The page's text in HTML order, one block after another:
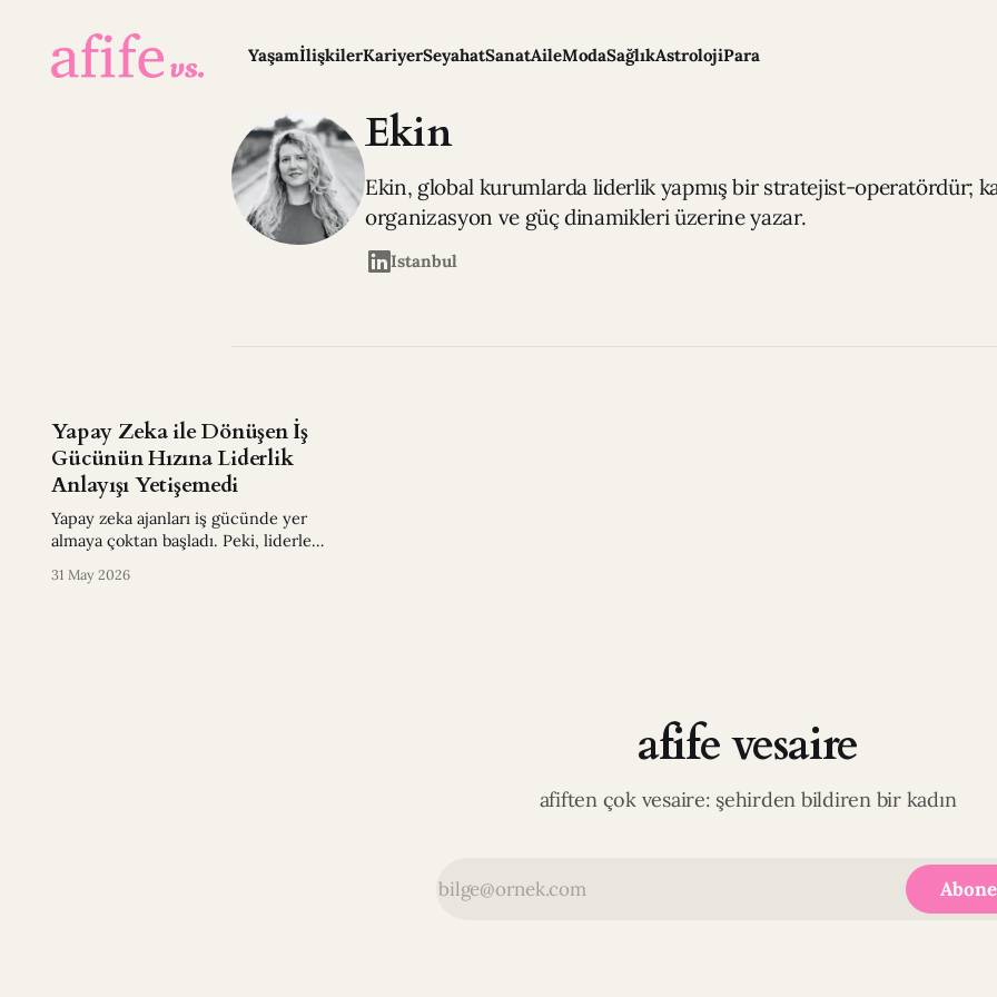
YaşamİlişkilerKariyerSeyahatSanatAileModaSağlıkAstrolojiPara
Ekin
Ekin, global kurumlarda liderlik yapmış bir stratejist-operatördür;
organizasyon ve güç dinamikleri üzerine yazar.
Istanbul
Yapay Zeka ile Dönüşen İş
Gücünün Hızına Liderlik
Anlayışı Yetişemedi
Yapay zeka ajanları iş gücünde yer
almaya çoktan başladı. Peki, liderler,
yöneteceklerini biliyor mu?
31 May 2026
afife vesaire
afiften çok vesaire: şehirden bildiren bir kadın